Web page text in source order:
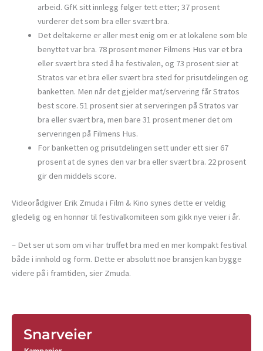
arbeid. GfK sitt innlegg følger tett etter; 37 prosent
vurderer det som bra eller svært bra.
Det deltakerne er aller mest enig om er at lokalene som ble
benyttet var bra. 78 prosent mener Filmens Hus var et bra
eller svært bra sted å ha festivalen, og 73 prosent sier at
Stratos var et bra eller svært bra sted for prisutdelingen og
banketten. Men når det gjelder mat/servering får Stratos
best score. 51 prosent sier at serveringen på Stratos var
bra eller svært bra, men bare 31 prosent mener det om
serveringen på Filmens Hus.
For banketten og prisutdelingen sett under ett sier 67
prosent at de synes den var bra eller svært bra. 22 prosent
gir den middels score.
Videorådgiver Erik Zmuda i Film & Kino synes dette er veldig
gledelig og en honnør til festivalkomiteen som gikk nye veier i år.
– Det ser ut som om vi har truffet bra med en mer kompakt festival
både i innhold og form. Dette er absolutt noe bransjen kan bygge
videre på i framtiden, sier Zmuda.
Snarveier